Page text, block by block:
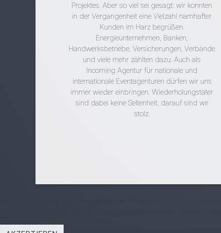
Projektes. Aber so viel sei gesagt: wir konnten
in der Vergangenheit eine Vielzahl namhafter
Kunden im Harz begrüßen.
Energieunternehmen, Banken,
Handwerksbetriebe, Versicherungen, Verbände
und viele mehr zählten dazu. Auch als
Incoming Agentur für nationale und
internationale Eventagenturen dürfen wir uns
immer wieder einbringen. Wiederholungstäter
sind dabei keine Seltenheit, darauf sind wir
stolz.